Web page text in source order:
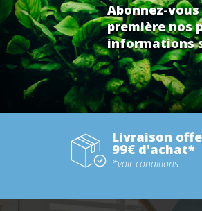
Abonnez-
première nos
informations
Livraison
99€ d'achat*
*voir conditions